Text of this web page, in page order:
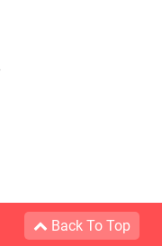
Back To Top